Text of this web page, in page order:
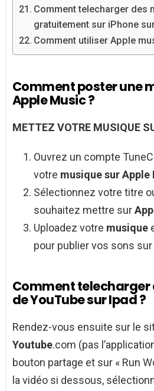
Comment telecharger des
gratuitement sur iPhone
Comment utiliser Apple
Comment poster une
Apple Music ?
METTEZ VOTRE MUSIQUE
Ouvrez un compte
votre musique sur Apple
Sélectionnez votre titre
souhaitez mettre sur
Uploadez votre musique
pour publier vos sons sur
Comment telecharger
de YouTube sur Ipad ?
Rendez-vous ensuite sur le
Youtube.com (pas
bouton partage et sur « Run
la vidéo si dessous,